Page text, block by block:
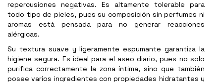
repercusiones negativas. Es altamente tolerable para
todo tipo de pieles, pues su composición sin perfumes ni
aromas está pensada para no generar reacciones
alérgicas.
Su textura suave y ligeramente espumante garantiza la
higiene segura. Es ideal para el aseo diario, pues no solo
purifica correctamente la zona íntima, sino que también
posee varios ingredientes con propiedades hidratantes y